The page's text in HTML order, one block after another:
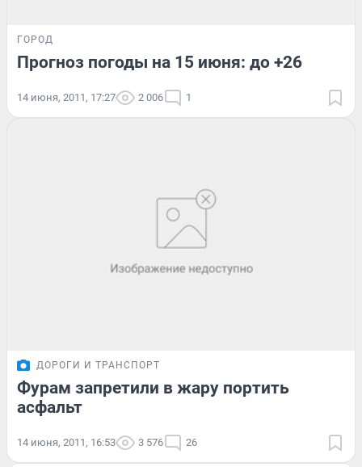
ГОРОД
Прогноз погоды на 15 июня: до +26
14 июня, 2011, 17:27 2 006 1
ДОРОГИ И ТРАНСПОРТ
Фурам запретили в жару портить
асфальт
14 июня, 2011, 16:53 3 576 26